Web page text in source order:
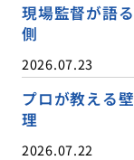
現場監督が語
側
2026.07.23
プロが教える
理
2026.07.22